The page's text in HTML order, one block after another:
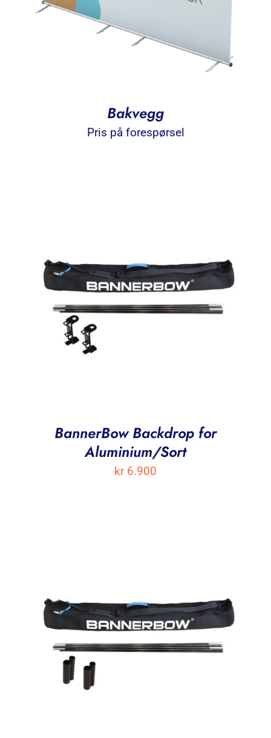
Bakvegg
Pris på forespørsel
BannerBow Backdrop for
Aluminium/Sort
kr6.900